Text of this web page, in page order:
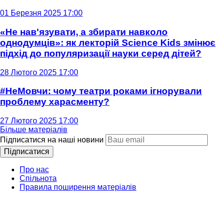
01 Березня 2025 17:00
«Не нав'язувати, а збирати навколо
однодумців»: як лекторій Science Kids змінює
підхід до популяризації науки серед дітей?
28 Лютого 2025 17:00
#НеМовчи: чому театри роками ігнорували
проблему харасменту?
27 Лютого 2025 17:00
Більше матеріалів
Підписатися на наші новини
Підписатися
Про нас
Спільнота
Правила поширення матеріалів